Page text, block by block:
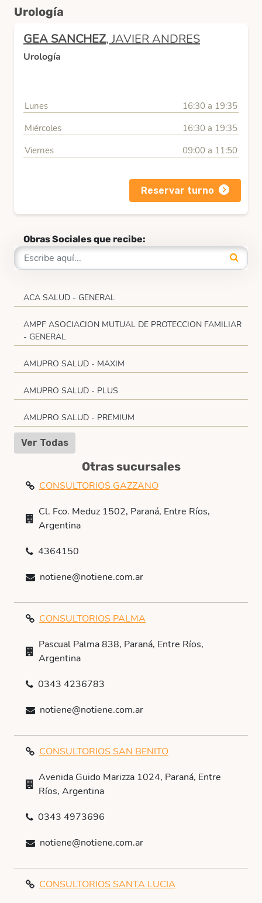
Urología
GEA SANCHEZ, JAVIER ANDRES
Urología
Lunes
16:30 a 19:35
Miércoles
16:30 a 19:35
Viernes
09:00 a 11:50
Reservar turno
Obras Sociales que recibe:
ACA SALUD - GENERAL
AMPF ASOCIACION MUTUAL DE PROTECCION FAMILIAR
- GENERAL
AMUPRO SALUD - MAXIM
AMUPRO SALUD - PLUS
AMUPRO SALUD - PREMIUM
Ver Todas
Otras sucursales
CONSULTORIOS GAZZANO
Cl. Fco. Meduz 1502, Paraná, Entre Ríos,
Argentina
4364150
notiene@notiene.com.ar
CONSULTORIOS PALMA
Pascual Palma 838, Paraná, Entre Ríos,
Argentina
0343 4236783
notiene@notiene.com.ar
CONSULTORIOS SAN BENITO
Avenida Guido Marizza 1024, Paraná, Entre
Ríos, Argentina
0343 4973696
notiene@notiene.com.ar
CONSULTORIOS SANTA LUCIA